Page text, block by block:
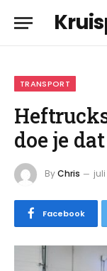
TRANSPORT
doe je
ByChris juli
Facebook